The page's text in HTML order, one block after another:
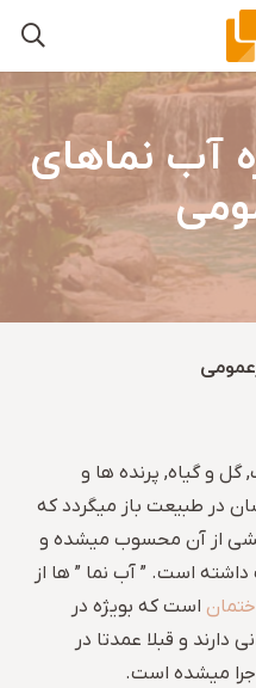
آب نماهای
و گیاه, پرنده ها و
در طبیعت باز میگردد که
از آن محسوب میشده و
داشته است. ” آب نما ” ها از
است که بویژه در
دارند و قبلا عمدتا در
میشده است.